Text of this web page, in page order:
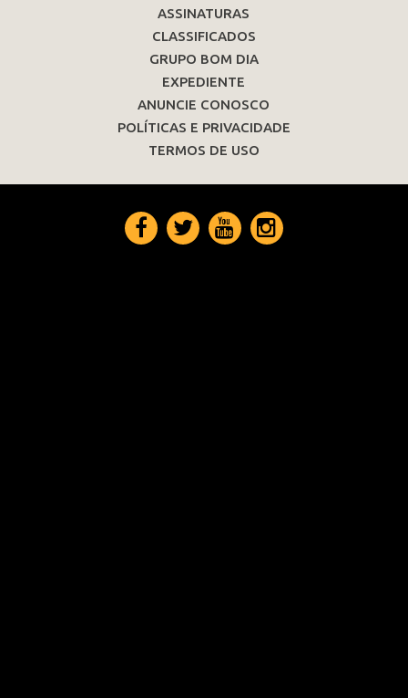
ASSINATURAS
CLASSIFICADOS
GRUPO BOM DIA
EXPEDIENTE
ANUNCIE CONOSCO
POLÍTICAS E PRIVACIDADE
TERMOS DE USO